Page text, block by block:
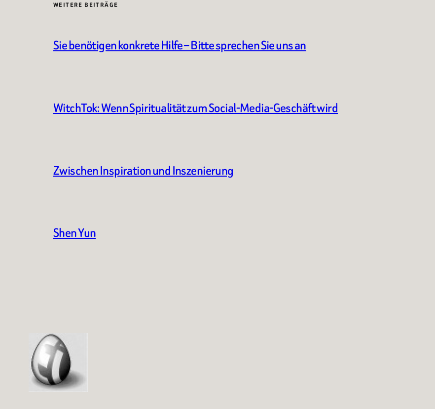
WEITERE BEITRÄGE
Sie benötigen konkrete Hilfe – Bitte sprechen Sie uns an
WitchTok: Wenn Spiritualität zum Social-Media-Geschäft wird
Zwischen Inspiration und Inszenierung
Shen Yun